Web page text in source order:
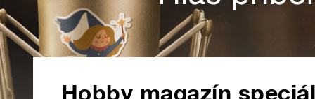
Hobby magazín